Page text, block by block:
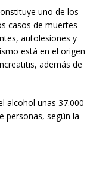
uno de los
casos de muertes
autolesiones y
está en el origen
además de
alcohol unas 37.000
personas, según la